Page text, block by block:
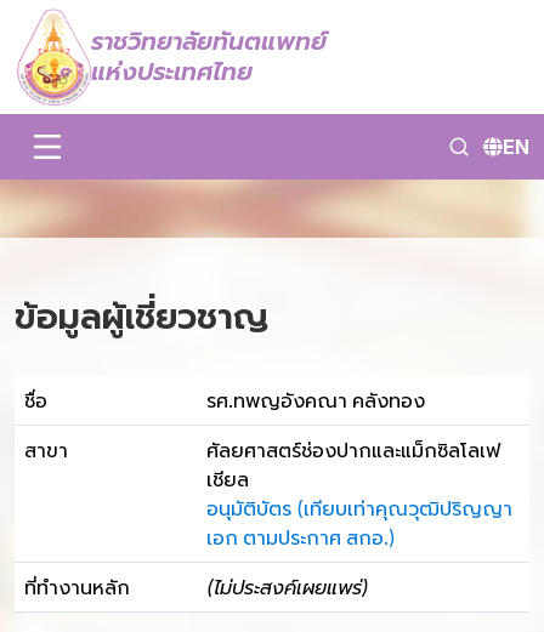
ราชวิทยาลัยทันตแพทย์
แห่งประเทศไทย
EN
ข้อมูลผู้เชี่ยวชาญ
ชื่อ รศ.ทพญอังคณา คลังทอง
สาขา
ศัลยศาสตร์ช่องปากและแม็กซิลโลเฟ
เชียล
อนุมัติบัตร (เทียบเท่าคุณวุฒิปริญญา
เอก ตามประกาศ สกอ.)
ที่ทำงานหลัก (ไม่ประสงค์เผยแพร่)